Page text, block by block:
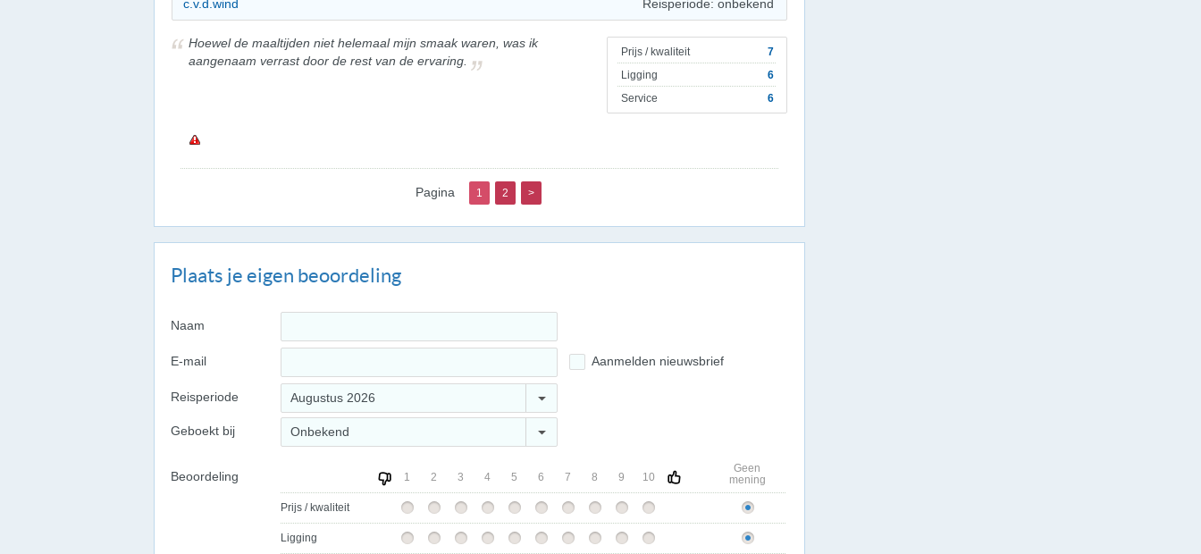
c.v.d.wind Reisperiode: onbekend
Prijs / kwaliteit
7
Ligging
6
Service
6
Hoewel de maaltijden niet helemaal mijn smaak waren, was ik
aangenaam verrast door de rest van de ervaring.
Pagina 1 2 >
Plaats je eigen beoordeling
Naam
E-mail Aanmelden nieuwsbrief
Reisperiode Augustus 2026
Geboekt bij Onbekend
Beoordeling 1 2 3 4 5 6 7 8 9 10
Geen
mening
Prijs / kwaliteit
Ligging